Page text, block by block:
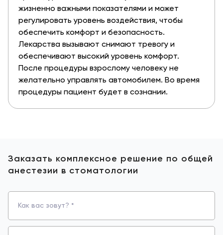
жизненно важными показателями и может
регулировать уровень воздействия, чтобы
обеспечить комфорт и безопасность.
Лекарства вызывают снимают тревогу и
обеспечивают высокий уровень комфорт.
После процедуры взрослому человеку не
желательно управлять автомобилем. Во время
процедуры пациент будет в сознании.
Заказать комплексное решение по общей
анестезии в стоматологии
Как вас зовут? *